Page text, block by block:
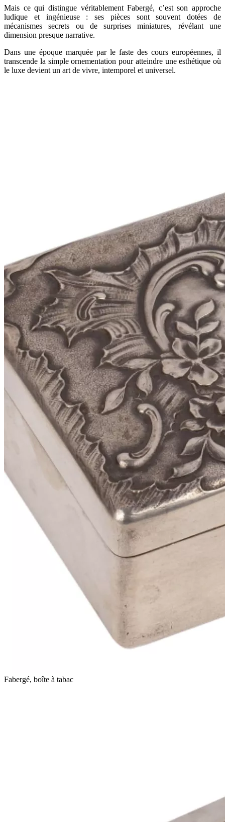
Mais ce qui distingue véritablement Fabergé, c’est son approche
ludique et ingénieuse : ses pièces sont souvent dotées de
mécanismes secrets ou de surprises miniatures, révélant une
dimension presque narrative.
Dans une époque marquée par le faste des cours européennes, il
transcende la simple ornementation pour atteindre une esthétique où
le luxe devient un art de vivre, intemporel et universel.
Fabergé, boîte à tabac